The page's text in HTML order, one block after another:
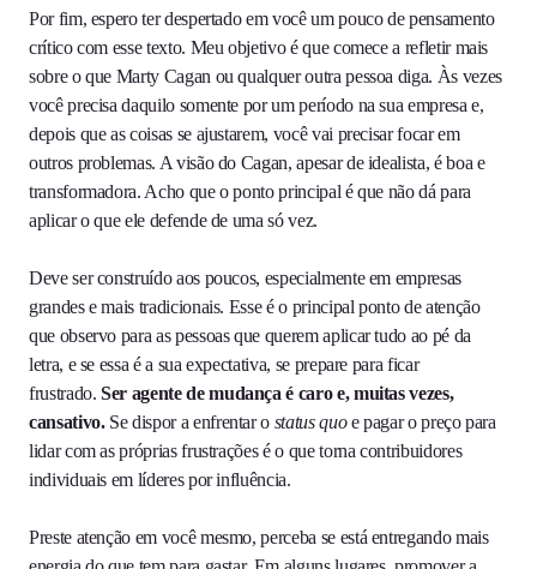
Por fim, espero ter despertado em você um pouco de pensamento
crítico com esse texto. Meu objetivo é que comece a refletir mais
sobre o que Marty Cagan ou qualquer outra pessoa diga. Às vezes
você precisa daquilo somente por um período na sua empresa e,
depois que as coisas se ajustarem, você vai precisar focar em
outros problemas. A visão do Cagan, apesar de idealista, é boa e
transformadora. Acho que o ponto principal é que não dá para
aplicar o que ele defende de uma só vez.
Deve ser construído aos poucos, especialmente em empresas
grandes e mais tradicionais. Esse é o principal ponto de atenção
que observo para as pessoas que querem aplicar tudo ao pé da
letra, e se essa é a sua expectativa, se prepare para ficar
frustrado.Ser agente de mudança é caro e, muitas vezes,
cansativo.Se dispor a enfrentar o status quoe pagar o preço para
lidar com as próprias frustrações é o que torna contribuidores
individuais em líderes por influência.
Preste atenção em você mesmo, perceba se está entregando mais